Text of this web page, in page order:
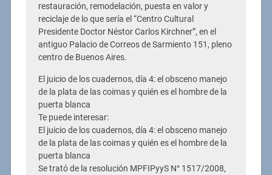
restauración, remodelación, puesta en valor y
reciclaje de lo que sería el “Centro Cultural
Presidente Doctor Néstor Carlos Kirchner”, en el
antiguo Palacio de Correos de Sarmiento 151, pleno
centro de Buenos Aires.
El juicio de los cuadernos, día 4: el obsceno manejo
de la plata de las coimas y quién es el hombre de la
puerta blanca
Te puede interesar:
El juicio de los cuadernos, día 4: el obsceno manejo
de la plata de las coimas y quién es el hombre de la
puerta blanca
Se trató de la resolución MPFIPyyS N° 1517/2008,